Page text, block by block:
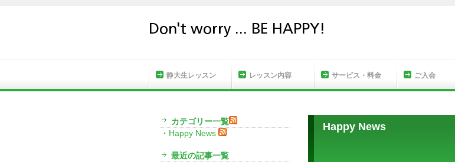
HOME レッスン内容 サービス・料金 ご入会
静大生レッスン
Happy News
カテゴリー一覧
・ Happy News
最近の記事一覧